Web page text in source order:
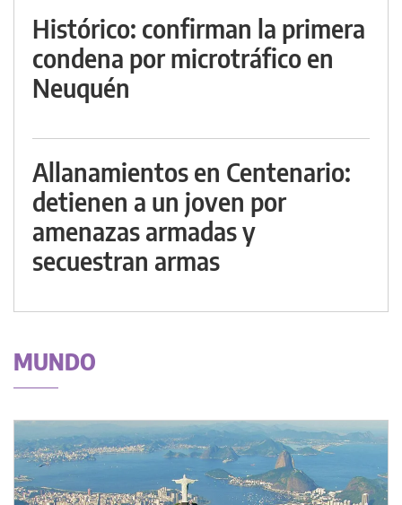
Histórico: confirman la primera
condena por microtráfico en
Neuquén
Allanamientos en Centenario:
detienen a un joven por
amenazas armadas y
secuestran armas
MUNDO